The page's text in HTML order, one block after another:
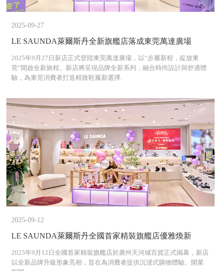
2025-09-27
LE SAUNDA萊爾斯丹全新旗艦店落成東莞萬達廣場
2025年9月27日新店正式登陸東莞萬達廣場，以“步履新程，綻放東
莞”開啟全新旅程。新店將呈現品牌全新系列，融合時尚設計與舒適體
驗，為東莞消費者打造精致鞋履新選擇.
2025-09-12
LE SAUNDA萊爾斯丹全國首家精裝旗艦店優雅煥新
2025年9月12日全國首家精裝旗艦店於廣州天河城百貨正式揭幕，新店
以全新品牌升級形象亮相，旨在為消費者提供沉浸式購物體驗。開業